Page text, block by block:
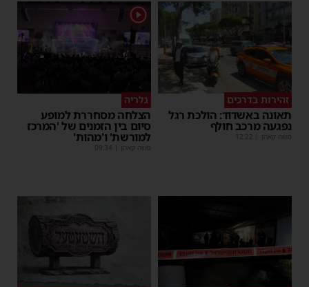
זהירות בדרכים
תאונה באשדוד: הולכת רגל
נפגעה מרכב חולף
משה קאהן |
12:22
1
גלריה
הצלחה מסחררת למופע
סיום בין הזמנים של 'המרכז
למורשת' ו'מהות'
משה קאהן |
09:34